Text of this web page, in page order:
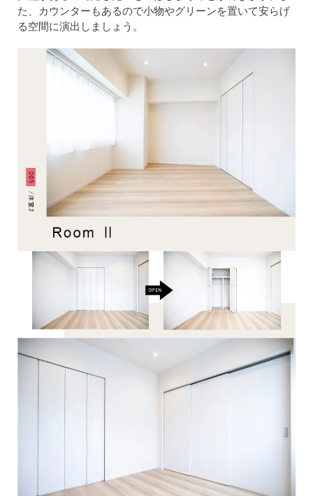
た、カウンターもあるので小物やグリーンを置いて安らげ
る空間に演出しましょう。